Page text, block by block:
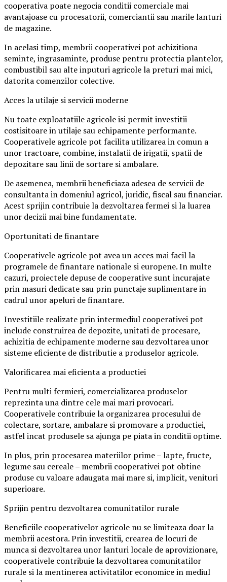
cooperativa poate negocia conditii comerciale mai
avantajoase cu procesatorii, comerciantii sau marile lanturi
de magazine.
In acelasi timp, membrii cooperativei pot achizitiona
seminte, ingrasaminte, produse pentru protectia plantelor,
combustibil sau alte inputuri agricole la preturi mai mici,
datorita comenzilor colective.
Acces la utilaje si servicii moderne
Nu toate exploatatiile agricole isi permit investitii
costisitoare in utilaje sau echipamente performante.
Cooperativele agricole pot facilita utilizarea in comun a
unor tractoare, combine, instalatii de irigatii, spatii de
depozitare sau linii de sortare si ambalare.
De asemenea, membrii beneficiaza adesea de servicii de
consultanta in domeniul agricol, juridic, fiscal sau financiar.
Acest sprijin contribuie la dezvoltarea fermei si la luarea
unor decizii mai bine fundamentate.
Oportunitati de finantare
Cooperativele agricole pot avea un acces mai facil la
programele de finantare nationale si europene. In multe
cazuri, proiectele depuse de cooperative sunt incurajate
prin masuri dedicate sau prin punctaje suplimentare in
cadrul unor apeluri de finantare.
Investitiile realizate prin intermediul cooperativei pot
include construirea de depozite, unitati de procesare,
achizitia de echipamente moderne sau dezvoltarea unor
sisteme eficiente de distributie a produselor agricole.
Valorificarea mai eficienta a productiei
Pentru multi fermieri, comercializarea produselor
reprezinta una dintre cele mai mari provocari.
Cooperativele contribuie la organizarea procesului de
colectare, sortare, ambalare si promovare a productiei,
astfel incat produsele sa ajunga pe piata in conditii optime.
In plus, prin procesarea materiilor prime – lapte, fructe,
legume sau cereale – membrii cooperativei pot obtine
produse cu valoare adaugata mai mare si, implicit, venituri
superioare.
Sprijin pentru dezvoltarea comunitatilor rurale
Beneficiile cooperativelor agricole nu se limiteaza doar la
membrii acestora. Prin investitii, crearea de locuri de
munca si dezvoltarea unor lanturi locale de aprovizionare,
cooperativele contribuie la dezvoltarea comunitatilor
rurale si la mentinerea activitatilor economice in mediul